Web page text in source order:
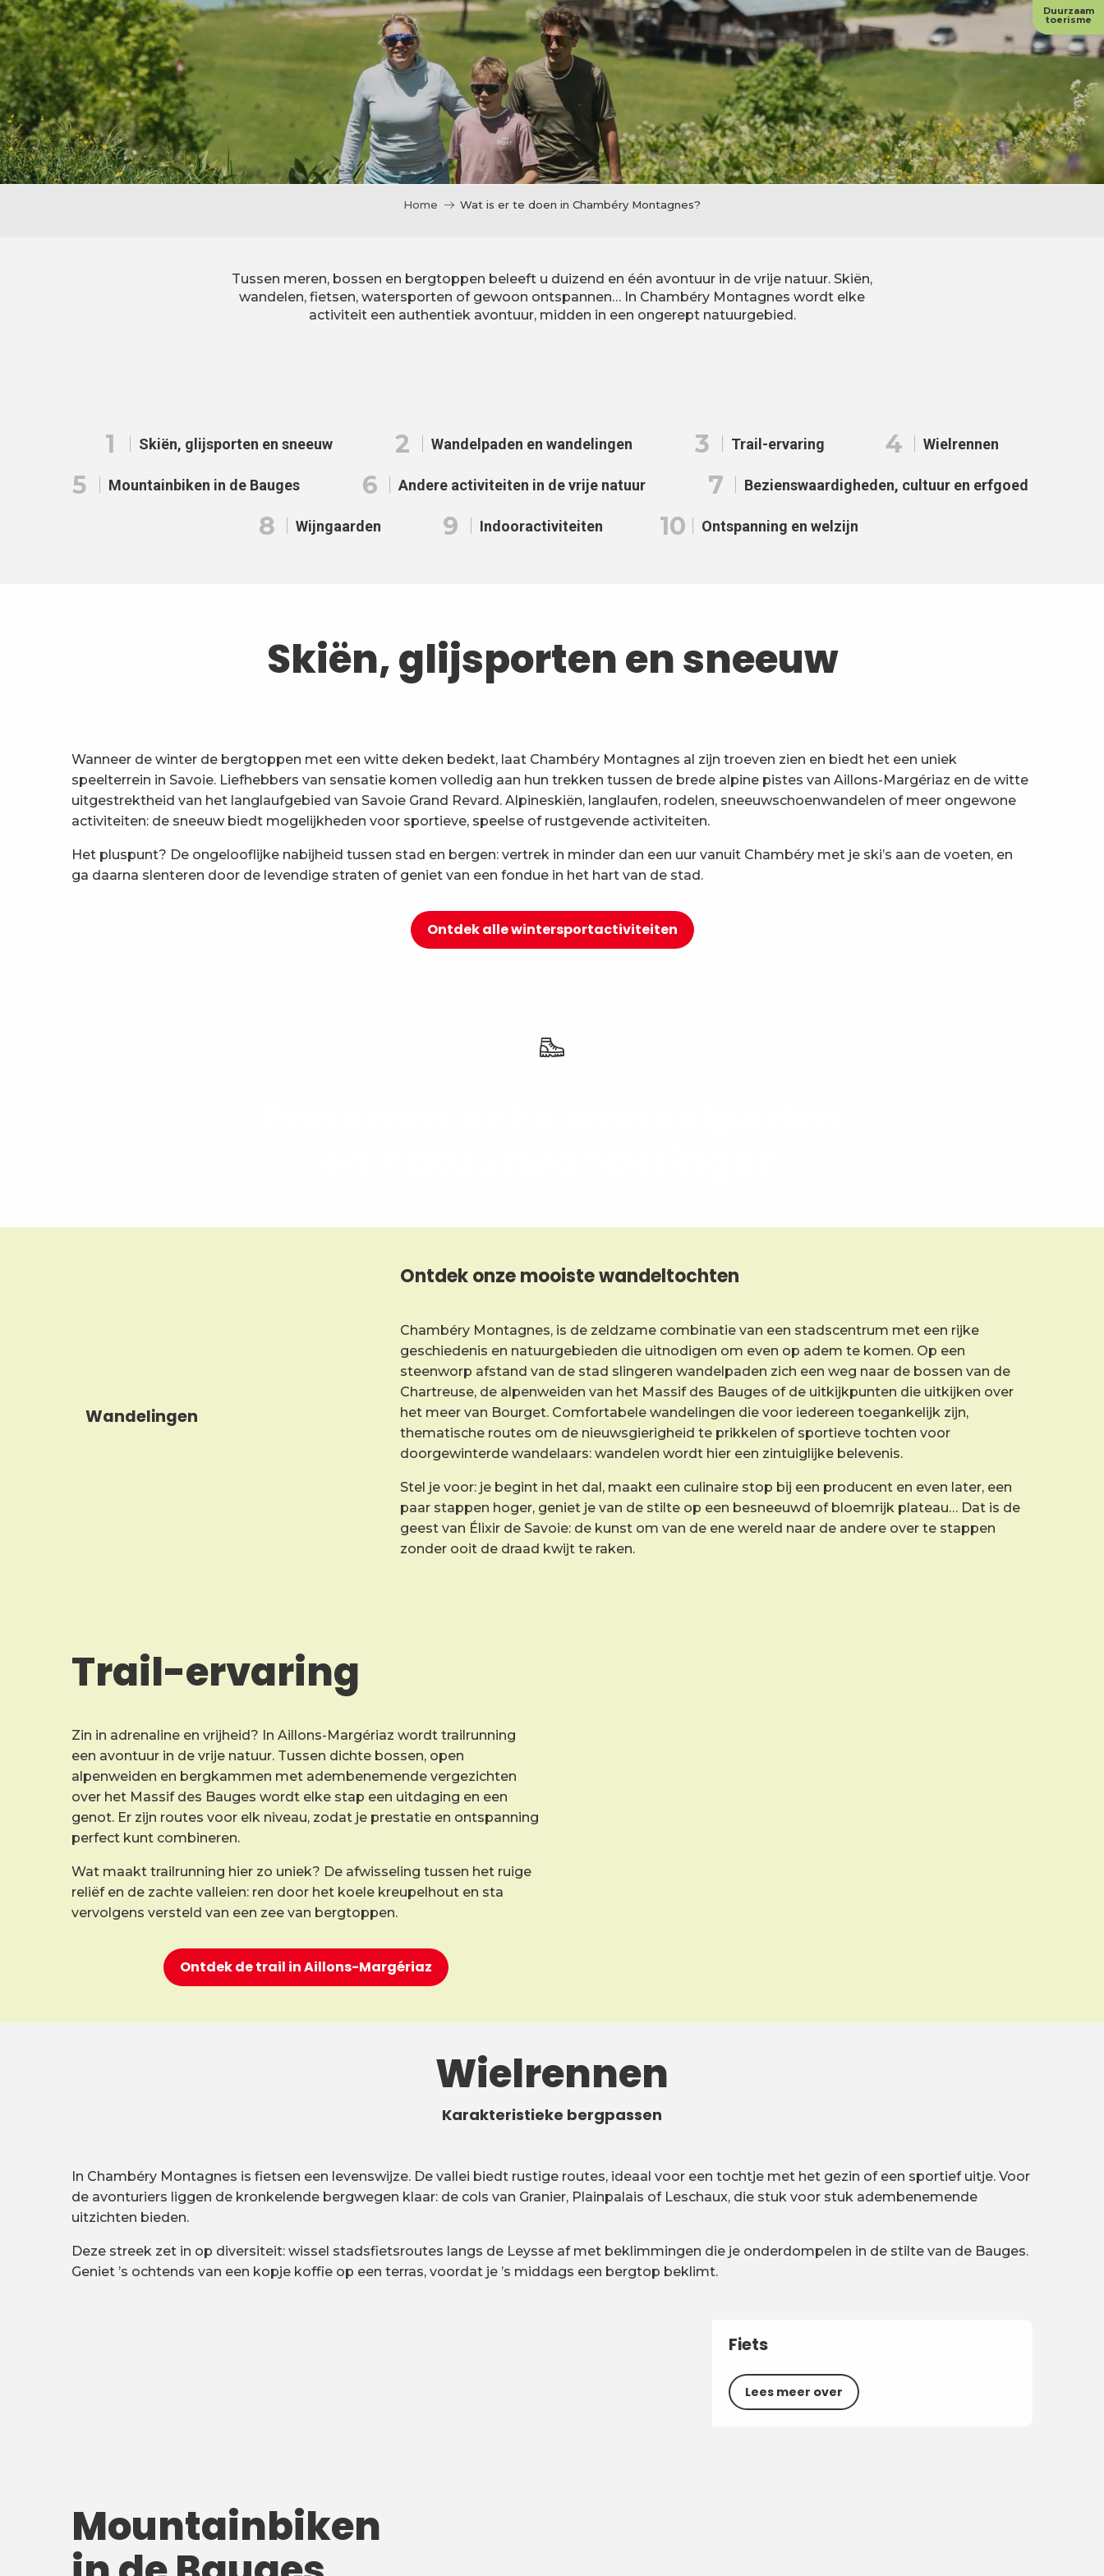
Duurzaam
toerisme
Home Wat is er te doen in Chambéry Montagnes?
Tussen meren, bossen en bergtoppen beleeft u duizend en één avontuur in de vrije natuur. Skiën,
wandelen, fietsen, watersporten of gewoon ontspannen… In Chambéry Montagnes wordt elke
activiteit een authentiek avontuur, midden in een ongerept natuurgebied.
1 Skiën, glijsporten en sneeuw 2 Wandelpaden en wandelingen 3 Trail-ervaring 4 Wielrennen
5 Mountainbiken in de Bauges 6 Andere activiteiten in de vrije natuur 7 Bezienswaardigheden, cultuur en erfgoed
8 Wijngaarden 9 Indooractiviteiten 10 Ontspanning en welzijn
Skiën, glijsporten en sneeuw
Wanneer de winter de bergtoppen met een witte deken bedekt, laat Chambéry Montagnes al zijn troeven zien en biedt het een uniek
speelterrein in Savoie. Liefhebbers van sensatie komen volledig aan hun trekken tussen de brede alpine pistes van Aillons-Margériaz en de witte
uitgestrektheid van het langlaufgebied van Savoie Grand Revard. Alpineskiën, langlaufen, rodelen, sneeuwschoenwandelen of meer ongewone
activiteiten: de sneeuw biedt mogelijkheden voor sportieve, speelse of rustgevende activiteiten.
Het pluspunt? De ongelooflijke nabijheid tussen stad en bergen: vertrek in minder dan een uur vanuit Chambéry met je ski’s aan de voeten, en
ga daarna slenteren door de levendige straten of geniet van een fondue in het hart van de stad.
Ontdek alle wintersportactiviteiten
Wandelingen
Ontdek onze mooiste wandeltochten
Chambéry Montagnes, is de zeldzame combinatie van een stadscentrum met een rijke
geschiedenis en natuurgebieden die uitnodigen om even op adem te komen. Op een
steenworp afstand van de stad slingeren wandelpaden zich een weg naar de bossen van de
Chartreuse, de alpenweiden van het Massif des Bauges of de uitkijkpunten die uitkijken over
het meer van Bourget. Comfortabele wandelingen die voor iedereen toegankelijk zijn,
thematische routes om de nieuwsgierigheid te prikkelen of sportieve tochten voor
doorgewinterde wandelaars: wandelen wordt hier een zintuiglijke belevenis.
Stel je voor: je begint in het dal, maakt een culinaire stop bij een producent en even later, een
paar stappen hoger, geniet je van de stilte op een besneeuwd of bloemrijk plateau… Dat is de
geest van Élixir de Savoie: de kunst om van de ene wereld naar de andere over te stappen
zonder ooit de draad kwijt te raken.
Trail-ervaring
Zin in adrenaline en vrijheid? In Aillons-Margériaz wordt trailrunning
een avontuur in de vrije natuur. Tussen dichte bossen, open
alpenweiden en bergkammen met adembenemende vergezichten
over het Massif des Bauges wordt elke stap een uitdaging en een
genot. Er zijn routes voor elk niveau, zodat je prestatie en ontspanning
perfect kunt combineren.
Wat maakt trailrunning hier zo uniek? De afwisseling tussen het ruige
reliëf en de zachte valleien: ren door het koele kreupelhout en sta
vervolgens versteld van een zee van bergtoppen.
Ontdek de trail in Aillons-Margériaz
Wielrennen
Karakteristieke bergpassen
In Chambéry Montagnes is fietsen een levenswijze. De vallei biedt rustige routes, ideaal voor een tochtje met het gezin of een sportief uitje. Voor
de avonturiers liggen de kronkelende bergwegen klaar: de cols van Granier, Plainpalais of Leschaux, die stuk voor stuk adembenemende
uitzichten bieden.
Deze streek zet in op diversiteit: wissel stadsfietsroutes langs de Leysse af met beklimmingen die je onderdompelen in de stilte van de Bauges.
Geniet ’s ochtends van een kopje koffie op een terras, voordat je ’s middags een bergtop beklimt.
Fiets
Lees meer over
Mountainbiken